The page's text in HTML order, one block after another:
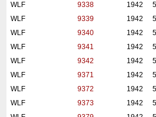
WLF
9338 1942
WLF
9339 1942
WLF
9340 1942
WLF
9341 1942
WLF
9342 1942
WLF
9371 1942
WLF
9372 1942
WLF
9373 1942